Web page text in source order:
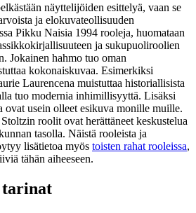
näyttelijöiden esittelyä, vaan se
ja elokuvateollisuuden
Pikku Naisia 1994 rooleja, huomataan
ja sukupuoliroolien
Jokainen hahmo tuo oman
kokonaiskuvaa. Esimerkiksi
Laurencena muistuttaa historiallisista
tuo modernia inhimillisyyttä. Lisäksi
ovat usein olleet esikuva monille muille.
roolit ovat herättäneet keskustelua
tasolla. Näistä rooleista ja
lisätietoa myös toisten rahat rooleissa,
tähän aiheeseen.
tarinat